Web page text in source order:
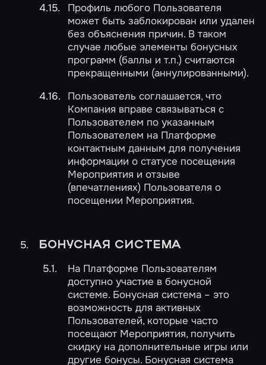
Профиль любого Пользователя
может быть заблокирован или удален
без объяснения причин. В таком
случае любые элементы бонусных
программ (баллы и т.п.) считаются
прекращенными (аннулированными).
Пользователь соглашается, что
Компания вправе связываться с
Пользователем по указанным
Пользователем на Платформе
контактным данным для получения
информации о статусе посещения
Мероприятия и отзыве
(впечатлениях) Пользователя о
посещении Мероприятия.
БОНУСНАЯ СИСТЕМА
На Платформе Пользователям
доступно участие в бонусной
системе. Бонусная система – это
возможность для активных
Пользователей, которые часто
посещают Мероприятия, получить
скидку на дополнительные игры или
другие бонусы. Бонусная система